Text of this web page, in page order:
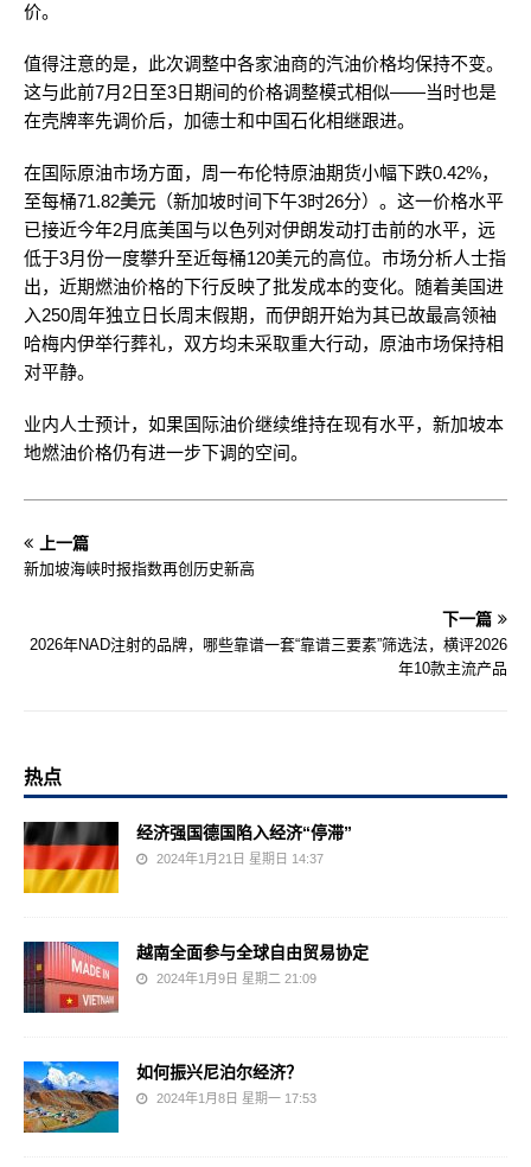
价。
值得注意的是，此次调整中各家油商的汽油价格均保持不变。
这与此前7月2日至3日期间的价格调整模式相似——当时也是
在壳牌率先调价后，加德士和中国石化相继跟进。
在国际原油市场方面，周一布伦特原油期货小幅下跌0.42%，
至每桶71.82美元 （新加坡时间下午3时26分）。这一价格水平
已接近今年2月底美国与以色列对伊朗发动打击前的水平，远
低于3月份一度攀升至近每桶120美元的高位。市场分析人士指
出，近期燃油价格的下行反映了批发成本的变化。随着美国进
入250周年独立日长周末假期，而伊朗开始为其已故最高领袖
哈梅内伊举行葬礼，双方均未采取重大行动，原油市场保持相
对平静。
业内人士预计，如果国际油价继续维持在现有水平，新加坡本
地燃油价格仍有进一步下调的空间。
上一篇
新加坡海峡时报指数再创历史新高
下一篇
2026年NAD注射的品牌，哪些靠谱一套“靠谱三要素”筛选法，横评2026
年10款主流产品
热点
经济强国德国陷入经济“停滞”
2024年1月21日 星期日 14:37
越南全面参与全球自由贸易协定
2024年1月9日 星期二 21:09
如何振兴尼泊尔经济？
2024年1月8日 星期一 17:53